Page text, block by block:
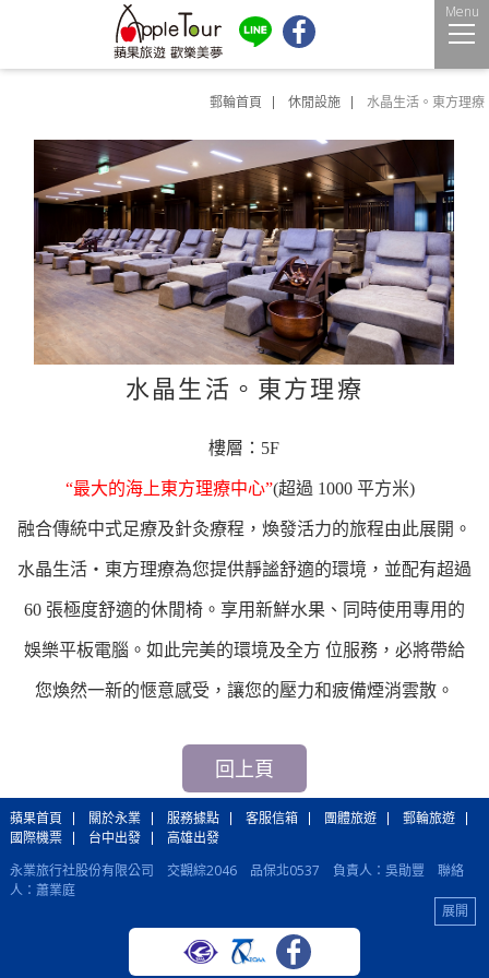
Menu
郵輪首頁 休閒設施 水晶生活。東方理療
水晶生活。東方理療
樓層：5F
“最大的海上東方理療中心”(超過 1000 平方米)
融合傳統中式足療及針灸療程，煥發活力的旅程由此展開。
水晶生活‧東方理療為您提供靜謐舒適的環境，並配有超過
60 張極度舒適的休閒椅。享用新鮮水果、同時使用專用的
娛樂平板電腦。如此完美的環境及全方 位服務，必將帶給
您煥然一新的愜意感受，讓您的壓力和疲備煙消雲散。
回上頁
蘋果首頁 關於永業 服務據點 客服信箱 團體旅遊
郵輪旅遊
國際機票
台中出發
高雄出發
永業旅行社股份有限公司 交觀綜2046 品保北0537 負責人：吳勛豐 聯絡
人：蕭業庭
蘋果旅行社股份有限公司 交觀甲6350 品保北1305 負責人：侯孝祥 聯絡
國際機票：(02)2515-5990 國際訂房、各國自由行：(02)2502-5110 郵輪旅